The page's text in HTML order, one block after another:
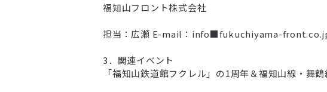
福知山フロント株式会社​
担当：広瀬 E-mail：info■fukuchiyama-
3．関連イベント
「福知山鉄道館フクレル」の1周年＆福知山線・舞